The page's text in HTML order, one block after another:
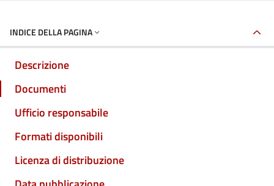
INDICE DELLA PAGINA
Descrizione
Documenti
Ufficio responsabile
Formati disponibili
Licenza di distribuzione